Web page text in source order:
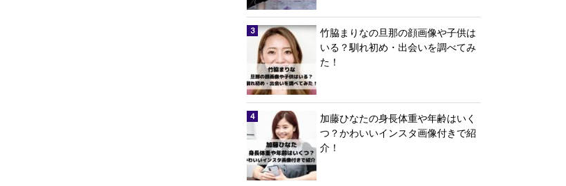
竹脇まりなの旦那の顔画像や子供は
いる？馴れ初め・出会いを調べてみ
た！
加藤ひなたの身長体重や年齢はいく
つ？かわいいインスタ画像付きで紹
介！